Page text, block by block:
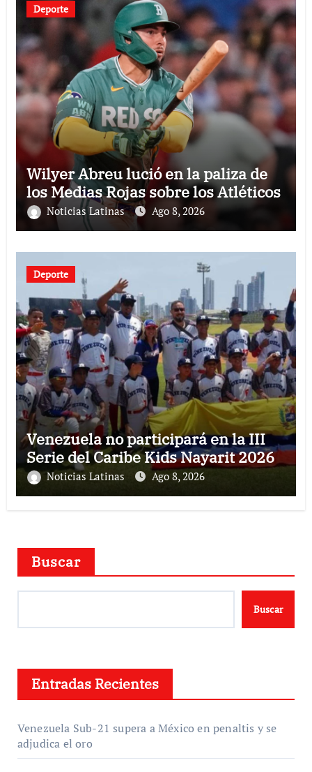
Deporte
Wilyer Abreu lució en la paliza de
los Medias Rojas sobre los Atléticos
Noticias Latinas Ago 8, 2026
Deporte
Venezuela no participará en la III
Serie del Caribe Kids Nayarit 2026
Noticias Latinas Ago 8, 2026
Buscar
Buscar
Entradas Recientes
Venezuela Sub-21 supera a México en penaltis y se
adjudica el oro